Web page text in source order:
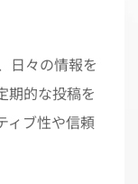
日々の情報を
期的な投稿を
ィブ性や信頼